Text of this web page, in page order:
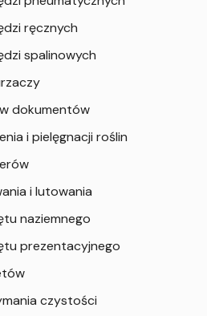
ręcznych
spalinowych
dokumentów
i pielęgnacji roślin
i lutowania
naziemnego
prezentacyjnego
czystości